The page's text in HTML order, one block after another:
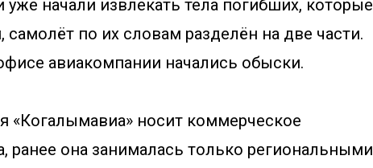
уже начали извлекать тела погибших, которые
по их словам разделён на две части.
авиакомпании начались обыски.
«Когалымавиа» носит коммерческое
ранее она занималась только региональными